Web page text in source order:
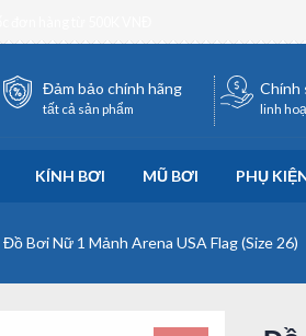
Đảm bảo chính hãng
tất cả sản phẩm
Chính
linh
KÍNH BƠI MŨ BƠI PHỤ
Đồ Bơi Nữ 1 Mảnh Arena USA Flag (Size 26)